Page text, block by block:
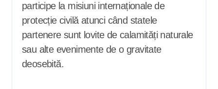
participe la misiuni internaționale de
protecție civilă atunci când statele
partenere sunt lovite de calamități naturale
sau alte evenimente de o gravitate
deosebită.